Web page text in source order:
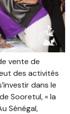
vente de
des activités
dans le
Sooretul, « la
Sénégal,